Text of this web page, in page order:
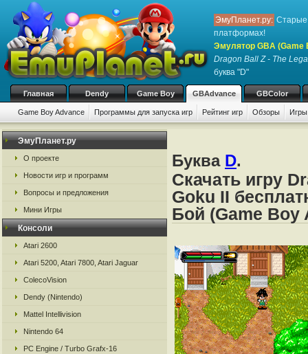
ЭмуПланет.ру: Старые
платформах!
Эмулятор GBA (Game
Dragon Ball Z - The
буква "D"
Главная Dendy Game Boy GBAdvance GBColor
Game Boy Advance Программы для запуска игр Рейтинг игр Обзоры
ЭмуПланет.ру
О проекте
Новости игр и программ
Вопросы и предложения
Мини Игры
Консоли
Atari 2600
Atari 5200, Atari 7800, Atari Jaguar
ColecoVision
Dendy (Nintendo)
Mattel Intellivision
Nintendo 64
PC Engine / Turbo Grafx-16
Буква D.
Скачать игру
Goku II
Бой (Game Boy